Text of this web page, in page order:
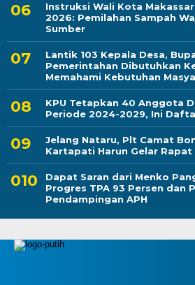
Instruksi Wali Kota
2026: Pemilahan Sampah
Sumber
Lantik 103 Kepala Desa,
Pemerintahan Dibutuhkan
Memahami Kebutuhan
KPU Tetapkan 40 Anggota
Periode 2024-2029, Ini
Jelang Nataru, Plt Camat
Kartapati Harun Gelar
Dapat Saran dari Menko
Progres TPA 93 Persen dan
Pendampingan APH